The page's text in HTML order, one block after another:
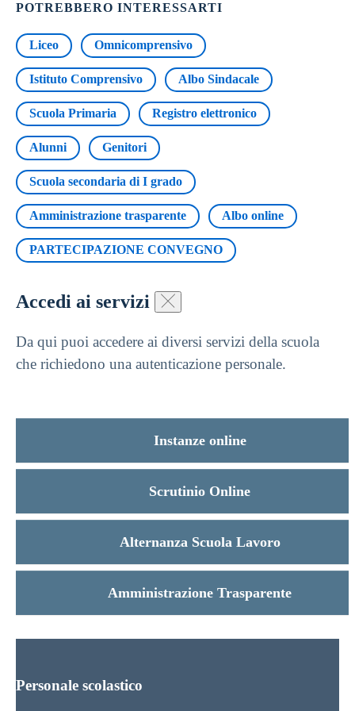
POTREBBERO INTERESSARTI
Liceo Omnicomprensivo
Istituto Comprensivo Albo Sindacale
Scuola Primaria Registro elettronico
Alunni Genitori
Scuola secondaria di I grado
Amministrazione trasparente Albo online
PARTECIPAZIONE CONVEGNO
Accedi ai servizi
Da qui puoi accedere ai diversi servizi della scuola
che richiedono una autenticazione personale.
Instanze online
Scrutinio Online
Alternanza Scuola Lavoro
Amministrazione Trasparente
Personale scolastico